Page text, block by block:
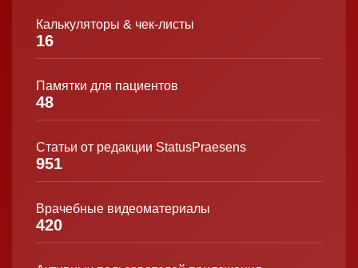
Калькуляторы & чек-листы
16
Памятки для пациентов
48
Статьи от редакции StatusPraesens
951
Врачебные видеоматериалы
420